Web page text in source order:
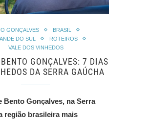
GONÇALVES
BRASIL
DO SUL
ROTEIROS
VALE DOS VINHEDOS
GONÇALVES: 7 DIAS
DA SERRA GAÚCHA
Bento Gonçalves, na Serra
região brasileira mais